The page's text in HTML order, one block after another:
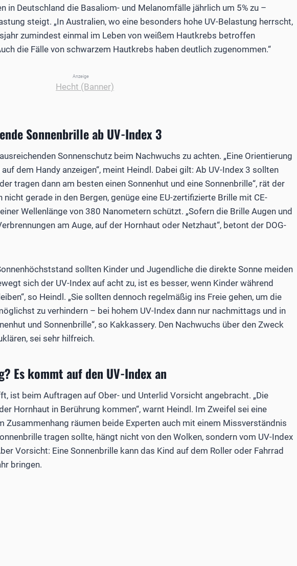
in Deutschland die Basaliom- und Melanomfälle jährlich um 5% zu –
steigt. „In Australien, wo eine besonders hohe UV-Belastung herrscht,
zumindest einmal im Leben von weißem Hautkrebs betroffen
die Fälle von schwarzem Hautkrebs haben deutlich zugenommen.“
Anzeige
Sonnenbrille ab UV-Index 3
Sonnenschutz beim Nachwuchs zu achten. „Eine Orientierung
dem Handy anzeigen“, meint Heindl. Dabei gilt: Ab UV-Index 3 sollten
tragen dann am besten einen Sonnenhut und eine Sonnenbrille“, rät der
gerade in den Bergen, genüge eine EU-zertifizierte Brille mit CE-
Wellenlänge von 380 Nanometern schützt. „Sofern die Brille Augen und
am Auge, auf der Hornhaut oder Netzhaut“, betont der DOG-
sollten Kinder und Jugendliche die direkte Sonne meiden
sich der UV-Index auf acht zu, ist es besser, wenn Kinder während
so Heindl. „Sie sollten dennoch regelmäßig ins Freie gehen, um die
zu verhindern – bei hohem UV-Index dann nur nachmittags und in
und Sonnenbrille“, so Kakkassery. Den Nachwuchs über den Zweck
sei sehr hilfreich.
Es kommt auf den UV-Index an
ist beim Auftragen auf Ober- und Unterlid Vorsicht angebracht. „Die
Hornhaut in Berührung kommen“, warnt Heindl. Im Zweifel sei eine
Zusammenhang räumen beide Experten auch mit einem Missverständnis
tragen sollte, hängt nicht von den Wolken, sondern vom UV-Index
Vorsicht: Eine Sonnenbrille kann das Kind auf dem Roller oder Fahrrad
bringen.